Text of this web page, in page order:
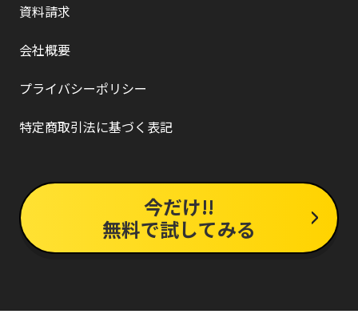
資料請求
会社概要
プライバシーポリシー
特定商取引法に基づく表記
今だけ!!
無料で試してみる